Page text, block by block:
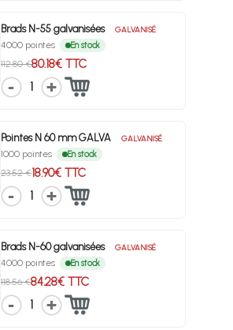
Brads N-55 galvanisées GALVANISÉ
4000 pointes En stock
112.80 €80.18€ TTC
1
Pointes N 60 mm GALVA GALVANISÉ
1000 pointes En stock
23.52 €18.90€ TTC
1
Brads N-60 galvanisées GALVANISÉ
4000 pointes En stock
118.56 €84.28€ TTC
1